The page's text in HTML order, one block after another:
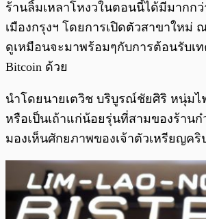
ร้านลิ้มเหลาโหงวในตอนนี้ได้มีมากก
เมืองกรุงฯ โดยการเปิดตัวสาขาใหม่
ดูเหมือนจะมาพร้อมๆกับการต้อนรับเ
Bitcoin ด้วย
นำโดยนายเตวิช บริบูรณ์ชัยศิริ หนุ่มไ
หรือเป็นเถ้าแก่น้อยรุ่นที่สามของร้านก๋
มองเห็นศักยภาพของเจ้าตัวเหรียญค